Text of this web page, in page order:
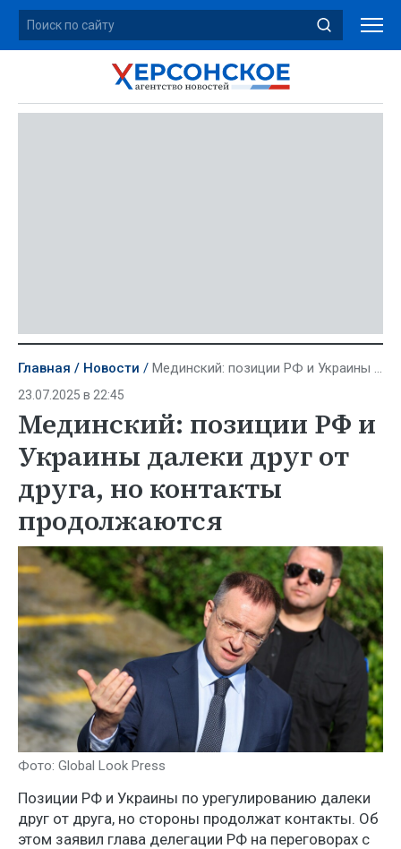
Главная Новости Мединский: позиции РФ и Украины далеки друг от друга, но контакты продолжаются
23.07.2025 в 22:45
Мединский: позиции РФ и
Украины далеки друг от
друга, но контакты
продолжаются
Фото: Global Look Press
Позиции РФ и Украины по урегулированию далеки
друг от друга, но стороны продолжат контакты. Об
этом заявил глава делегации РФ на переговорах с